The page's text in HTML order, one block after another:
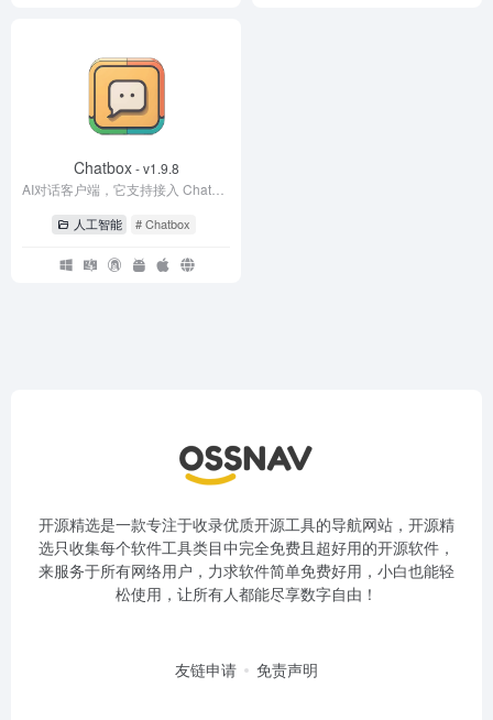
Chatbox- v1.9.8
人工智能 # Chatbox
开源精选是一款专注于收录优质开源工具的导航网站，开源精
选只收集每个软件工具类目中完全免费且超好用的开源软件，
来服务于所有网络用户，力求软件简单免费好用，小白也能轻
松使用，让所有人都能尽享数字自由！
友链申请 免责声明